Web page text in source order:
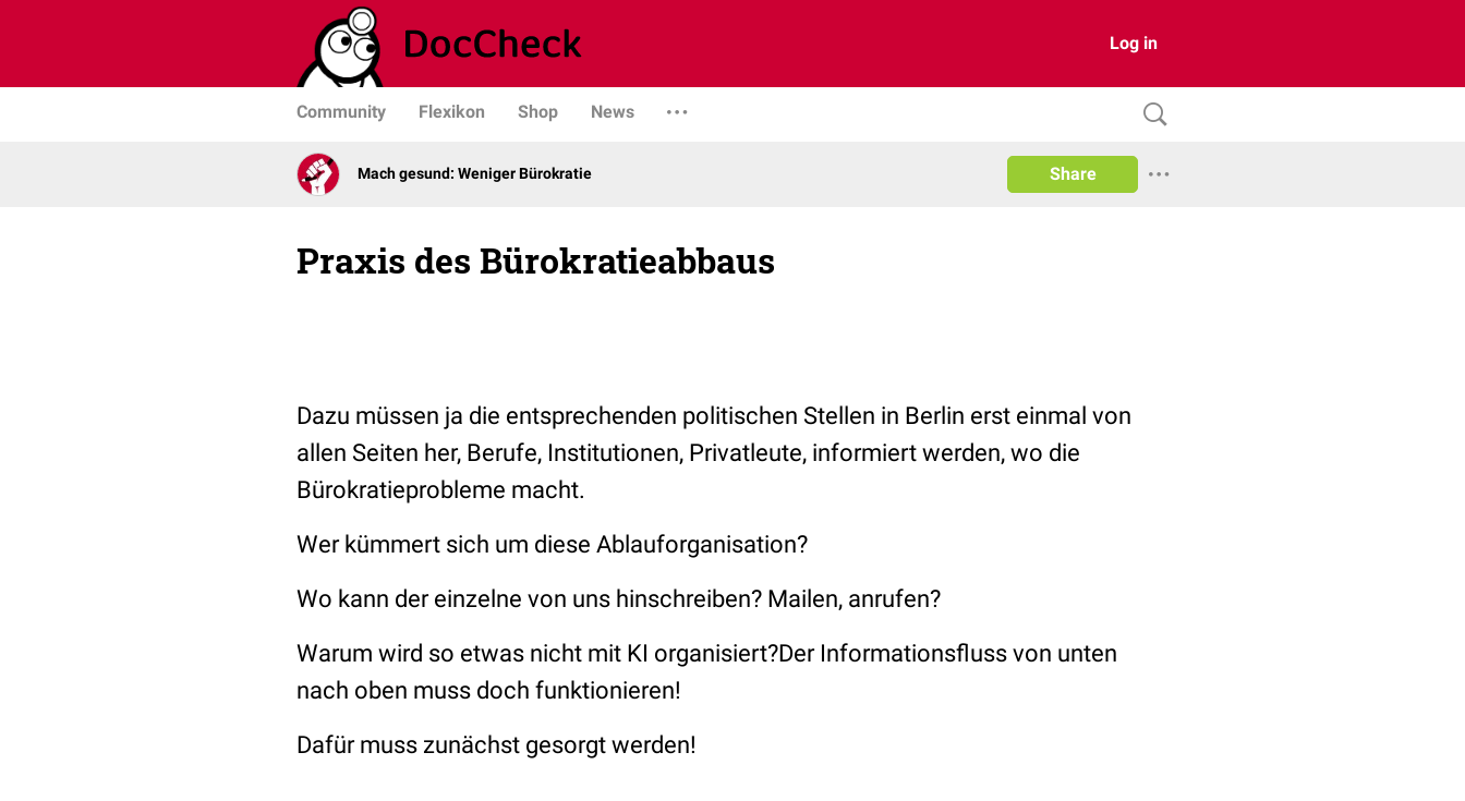
Log in
Community Flexikon Shop News
Mach gesund: Weniger Bürokratie Share
Praxis des Bürokratieabbaus
Dazu müssen ja die entsprechenden politischen Stellen in Berlin erst einmal von
allen Seiten her, Berufe, Institutionen, Privatleute, informiert werden, wo die
Bürokratieprobleme macht.
Wer kümmert sich um diese Ablauforganisation?
Wo kann der einzelne von uns hinschreiben? Mailen, anrufen?
Warum wird so etwas nicht mit KI organisiert?Der Informationsfluss von unten
nach oben muss doch funktionieren!
Dafür muss zunächst gesorgt werden!